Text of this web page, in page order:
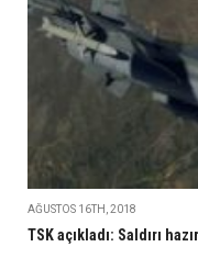
AĞUSTOS 16TH, 2018
TSK açıkladı: Saldırı